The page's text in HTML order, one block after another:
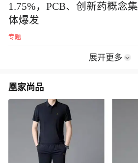
1.75%，PCB、创新药概念集
体爆发
专题
展开更多
凰家尚品